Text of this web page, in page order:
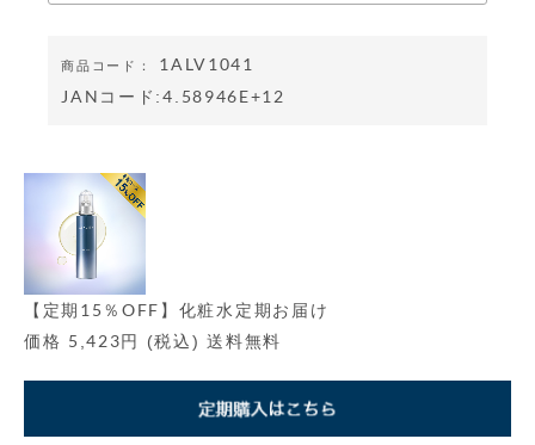
商品コード：
1ALV1041
JANコード:4.58946E+12
【定期15％OFF】化粧水定期お届け
価格 5,423円 (税込) 送料無料